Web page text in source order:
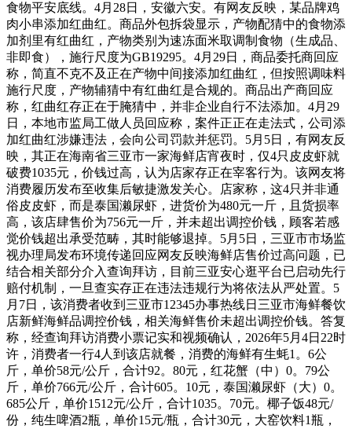
食物平安底线。4月28日，安徽六安。有网友反映，某品牌鸡
肉小串添加红曲红。商品外包拆袋显示，产物配猜中的食物添
加剂里有红曲红，产物类别为速冻面米取调制食物（生成品、
非即食），施行尺度为GB19295。4月29日，商品委托商回应
称，简直不克不及正在产物中间接添加红曲红，但按照调味料
施行尺度，产物辅猜中有红曲红是合规的。商品出产商回应
称，红曲红存正在于腌猜中，并非企业自行不法添加。4月29
日，本地市监局工做人员回应称，案件正正在走法式，公司添
加红曲红涉嫌违法，会向公司罚款并惩罚。5月5日，有网友反
映，其正在海南省三亚市一家海鲜店宵夜时，仅4只皮皮虾就
破费1035元，价钱过高，认为店家存正在宰客行为。该网友将
消费履历发布至收集后敏捷激发关心。店家称，这4只并非通
俗皮皮虾，而是泰国濑尿虾，进货价为480元一斤，且货损率
高，该店肆售价为756元一斤，并未超出调控价钱，顾客若感
觉价钱超出承受范畴，其时能够退掉。5月5日，三亚市市场监
视办理局发布环境传递回应网友反映海鲜店售价过高问题，已
结合相关部分介入查询拜访，目前三亚安心逛平台已启动先行
赔付机制，一旦查实存正在违法违规行为将依法从严处置。5
月7日，该消费者收到三亚市12345办事热线日三亚市海鲜餐饮
店新鲜海鲜品调控价钱，相关海鲜售价未超出调控价钱。答复
称，经查询拜访消费小票记实和视频确认，2026年5月4日22时
许，消费者一行4人到该店就餐，消费的海鲜有生蚝1。6公
斤，单价58元/公斤，合计92。80元，红花蟹（中）0。79公
斤，单价766元/公斤，合计605。10元，泰国濑尿虾（大）0。
685公斤，单价1512元/公斤，合计1035。70元。椰子饭48元/
份，纯生啤酒2瓶，单价15元/瓶，合计30元，大窑饮料1瓶，